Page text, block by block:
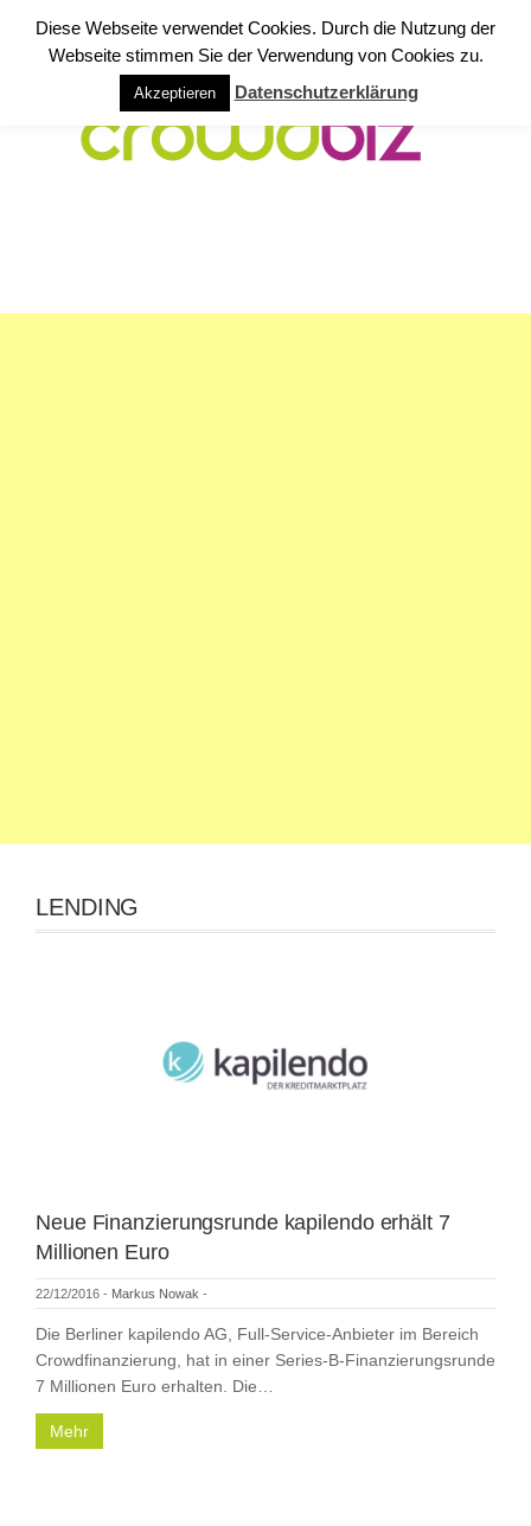
LENDING
Neue Finanzierungsrunde kapilendo erhält 7
Millionen Euro
22/12/2016 - Markus Nowak -
Die Berliner kapilendo AG, Full-Service-Anbieter im Bereich
Crowdfinanzierung, hat in einer Series-B-Finanzierungsrunde
7 Millionen Euro erhalten. Die…
Mehr
Diese Webseite verwendet Cookies. Durch die Nutzung der
Webseite stimmen Sie der Verwendung von Cookies zu.
Akzeptieren Datenschutzerklärung